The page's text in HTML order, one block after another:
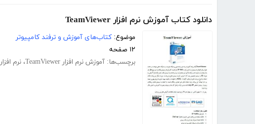
دانلود کتاب آموزش نرم افزار TeamViewer
موضوع: کتاب‌های آموزش و ترفند کامپیوتر
۱۲ صفحه
برچسب‌ها: آموزش نرم افزار TeamViewer ، نرم افزار TeamViewer